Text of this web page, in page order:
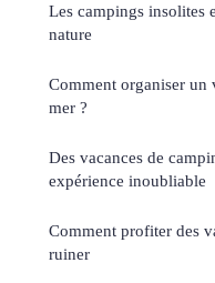
Les campings insolites
nature
Comment organiser un
mer ?
Des vacances de
expérience inoubliable
Comment profiter des
ruiner